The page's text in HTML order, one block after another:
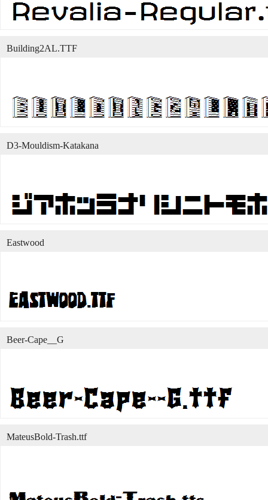
Building2AL.TTF
D3-Mouldism-Katakana
Eastwood
Beer-Cape__G
MateusBold-Trash.ttf